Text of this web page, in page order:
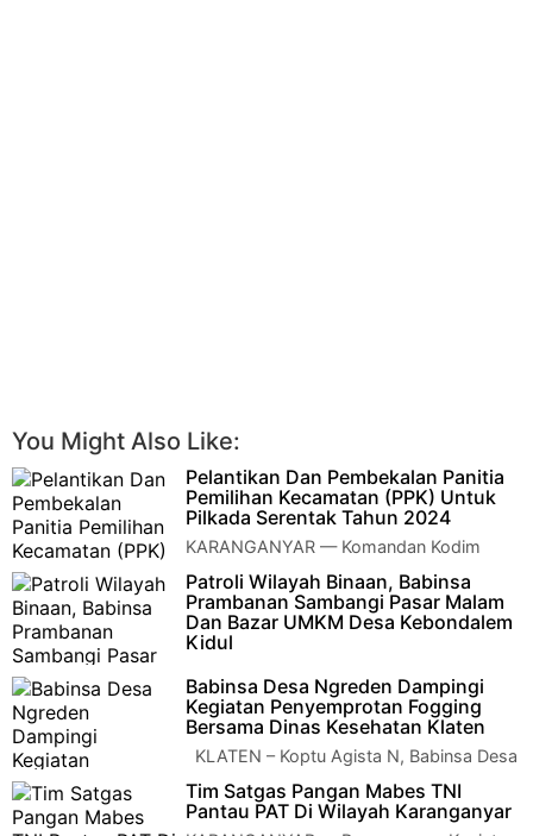
You Might Also Like:
Pelantikan Dan Pembekalan Panitia
Pemilihan Kecamatan (PPK) Untuk
Pilkada Serentak Tahun 2024
KARANGANYAR — Komandan Kodim
0727/Karanganyar Letkol Inf Andri Army
Yudha Ardhitama, S.I.P., diwakili Kepala Staf Kodim …
Patroli Wilayah Binaan, Babinsa
Prambanan Sambangi Pasar Malam
Dan Bazar UMKM Desa Kebondalem
Kidul
Kidul Koramil 09/Prambanan Kodim 0723/Klaten, Sertu
Suryatmojo melaksanakan…
Babinsa Desa Ngreden Dampingi
Kegiatan Penyemprotan Fogging
Bersama Dinas Kesehatan Klaten
KLATEN – Koptu Agista N, Babinsa Desa
Ngreden dari Koramil 22 Wonosari Kodim
0723/Klaten melakukan pendampinga…
Tim Satgas Pangan Mabes TNI
Pantau PAT Di Wilayah Karanganyar